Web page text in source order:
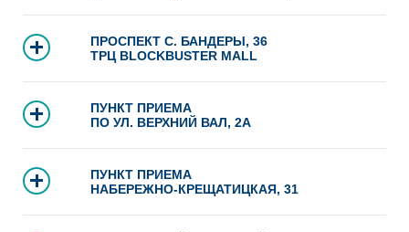
ПРОСПЕКТ С. БАНДЕРЫ, 36
ТРЦ BLOCKBUSTER MALL
ПУНКТ ПРИЕМА
ПО УЛ. ВЕРХНИЙ ВАЛ, 2А
ПУНКТ ПРИЕМА
НАБЕРЕЖНО-КРЕЩАТИЦКАЯ, 31